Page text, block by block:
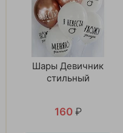
Шары Девичник
стильный
160 ₽